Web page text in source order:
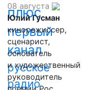
плюс
первый
канал
русское
радио
08 августа
Юлий Гусман
кинорежиссер,
сценарист,
основатель
и художественный
руководитель